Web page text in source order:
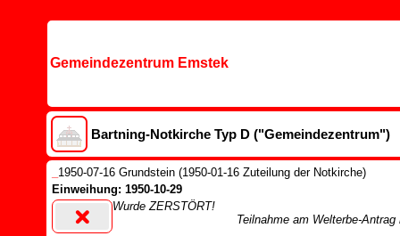
Gemeindezentrum Emstek
Bartning-Notkirche Typ D ("Gemeindezentrum")
1950-07-16 Grundstein (1950-01-16 Zuteilung der Notkirche)
Einweihung: 1950-10-29
Wurde ZERSTÖRT!
Teilnahme am Welterbe-